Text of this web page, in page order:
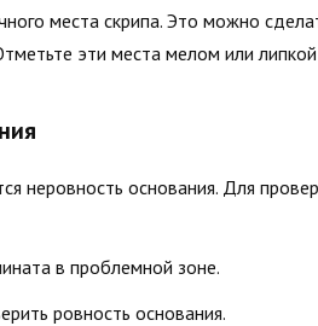
места скрипа. Это можно
эти места мелом или
неровность основания. Для
в проблемной зоне.
ровность основания.